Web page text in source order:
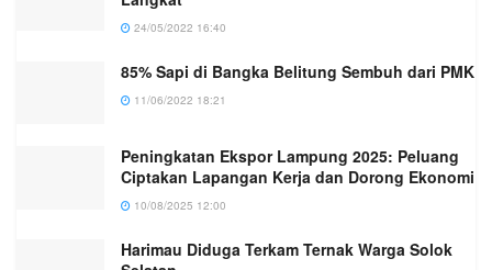
24/05/2022 16:40
85% Sapi di Bangka Belitung Sembuh dari PMK
11/06/2022 18:21
Peningkatan Ekspor Lampung 2025: Peluang
Ciptakan Lapangan Kerja dan Dorong Ekonomi
10/08/2025 12:00
Harimau Diduga Terkam Ternak Warga Solok